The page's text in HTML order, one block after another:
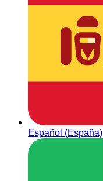
Español (España)